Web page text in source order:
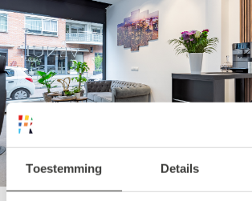
Toestemming Details